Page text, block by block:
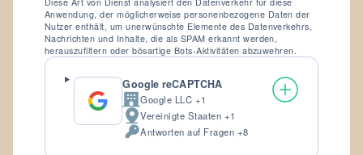
Anwendung, der möglicherweise personenbezogene Daten der
Nutzer enthält, um unerwünschte Elemente des Datenverkehrs,
Nachrichten und Inhalte, die als SPAM erkannt werden,
herauszufiltern oder bösartige Bots-Aktivitäten abzuwehren.
Google reCAPTCHA
Firma:Google LLC +1
Verarbeitungsort:
Vereinigte Staaten +1
Verarbeitete
Antworten auf Fragen +8